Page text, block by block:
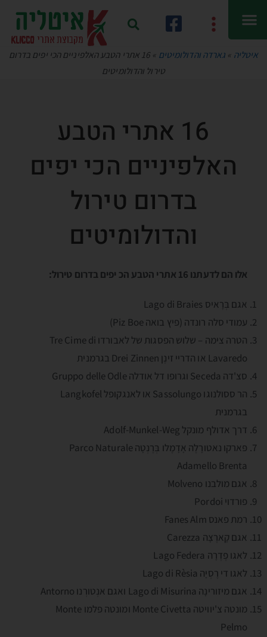
איטליה » גארדה והדולומיטים »
16 אתרי הטבע האלפיניים הכי יפים בדרום
טירול והדולומיטים
16 אתרי הטבע
האלפיניים הכי יפים
בדרום טירול
והדולומיטים
אלו הם לדעתנו 16 אתרי הטבע הכ יפים בדרום טירול:
אגם בְּרָאיס Lago di Braies
עמודי סלה רונדה (פיץ בואה Piz Boe)
הטרה צימה – שלוש הפסגות של לאבורדו Tre Cime di
Lavaredo או הדריי זינֶן Drei Zinnen בגרמנית
סצ'דה Seceda וגרופו דל אודלה Gruppo delle Odle
הר ססולנוגו Sassolungo או לאנגקופל Langkofel
בגרמנית
דרך אדולף מונקל Adolf-Munkel-Weg
פּארקו נאטורָלֶה אָדָמֶלו בְּרֶנְטָה Parco Naturale
Adamello Brenta
אגם מולבנו Molveno
פורדוי Pordoi
רמת פאנס Fanes Alm
אגם קָארֶצָה Carezza
לאגו פֶדֶרָה Lago Federa
לאגו די רֶסְיָה Lago di Rèsia
אגם מיזורינָה Lago di Misurina ואגם אנְטורְנו Antorno
מונטה צ'יוויטה Monte Civetta ומונטה פלמו Monte
Pelmo